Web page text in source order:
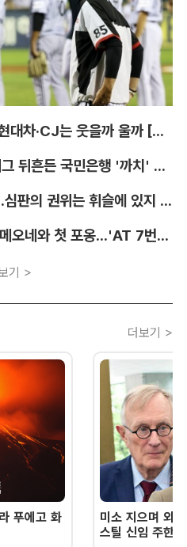
PGA 투어 ‘승강제 도입’...현대차·CJ는 웃을까 울까 [박호윤의 IN&OUT]
스타 아닌 ‘준비의 힘’...K리그 뒤흔든 국민은행 '까치' 사단 [이영규의 비욘더매치]
오심보다 더 뼈아픈 ‘침묵’...심판의 권위는 휘슬에 있지 않다 [박순규의 창]
'660억 사나이' 이강인, 시메오네와 첫 포옹...'AT 7번' 데뷔 초읽기
기 >
더보기 >
푸에고 화
미소 지으며 외
스틸 신임 주한